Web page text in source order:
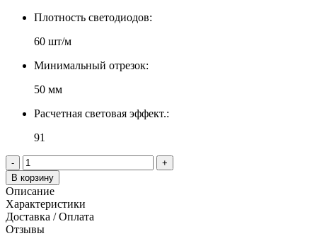
Плотность светодиодов:
60 шт/м
Минимальный отрезок:
50 мм
Расчетная световая эффект.:
91
-
+
В корзину
Описание
Характеристики
Доставка / Оплата
Отзывы